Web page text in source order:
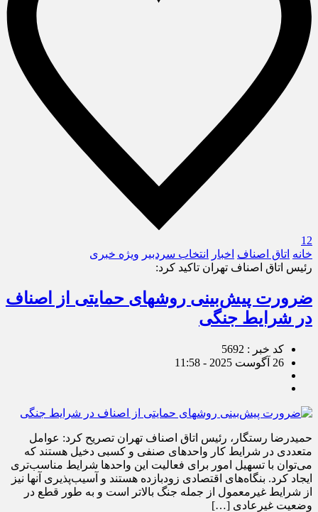
12
خانه اتاق اصناف اخبار انتخاب سردبیر ویژه خبری
رئیس اتاق اصناف تهران تاکید کرد:
ضرورت پیش‌بینی روش‎های حمایتی از اصناف
در شرایط جنگی
کد خبر : 5692
26 آگوست 2025 - 11:58
حمیدرضا رستگار، رئیس اتاق اصناف تهران تصریح کرد:‌ عوامل
متعددی در شرایط کار واحدهای صنفی و کسبی دخیل هستند که
می‌توان با تسهیل امور برای فعالیت این واحدها شرایط مناسب‌تری
ایجاد کرد. بنگاه‌های اقتصادی زودبازده هستند و آسیب‌پذیری آنها نیز
از شرایط غیرمعمول از جمله جنگ بالاتر است و به طور قطع در
وضعیت غیرعادی […]